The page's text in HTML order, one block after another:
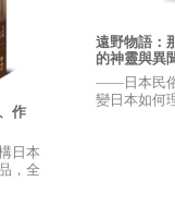
看表情，而能彼此傾聽的
麼？心理學知名的剝奪知
健康。但還有更嚴重的是
路、上臉書或到 Google
作
日本
，全
遠野物語：
的神靈與異
——日本民
變日本如何